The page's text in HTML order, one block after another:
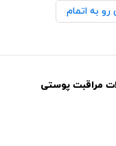
به اتمام
مراقبت پوستی